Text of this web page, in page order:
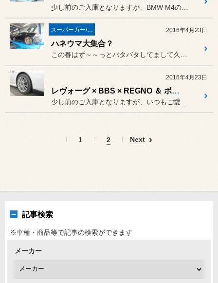
スーパーカー/スーパースポーツ/ヴィンテージカー 2016年4月23日
ハネウマ大集合？
2016年4月23日
レヴォーグ × BBS × REGNO ＆ ボディダンパーなど、そして！(更新)
1 2 Next
記事検索
※車種・商品等で記事の検索ができます
メーカー